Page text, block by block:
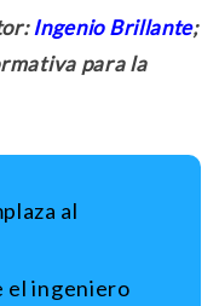
Ingenio Brillante;
para la
al
el ingeniero